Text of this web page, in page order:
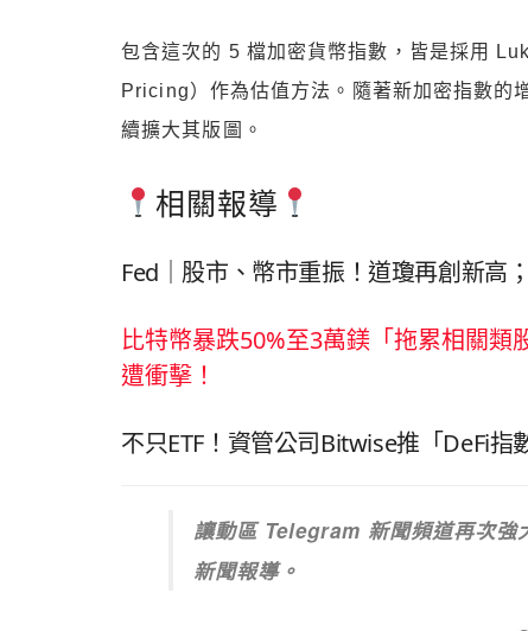
包含這次的 5 檔加密貨幣指數，皆是採用
Pricing）作為估值方法。隨著新加密指數的
續擴大其版圖。
相關報導
Fed｜股市、幣市重振！道瓊再創新高
比特幣暴跌50%至3萬鎂「拖累相關類
遭衝擊！
不只ETF！資管公司Bitwise推「DeFi指
讓動區 Telegram 新聞頻道再次強
新聞報導。